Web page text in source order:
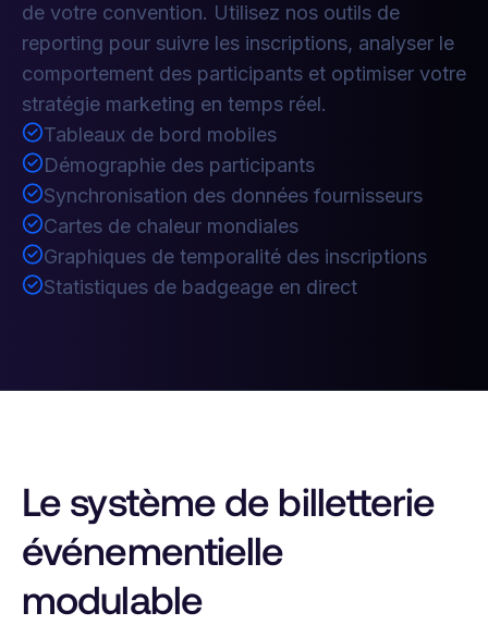
de votre convention. Utilisez nos outils de
reporting pour suivre les inscriptions, analyser le
comportement des participants et optimiser votre
stratégie marketing en temps réel.
Tableaux de bord mobiles
Démographie des participants
Synchronisation des données fournisseurs
Cartes de chaleur mondiales
Graphiques de temporalité des inscriptions
Statistiques de badgeage en direct
Le système de billetterie
événementielle
modulable